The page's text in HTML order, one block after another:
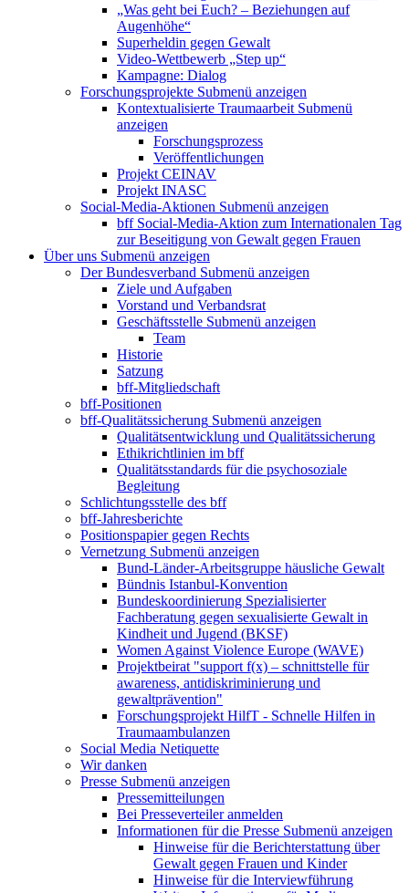
„Was geht bei Euch? – Beziehungen auf
Augenhöhe“
Superheldin gegen Gewalt
Video-Wettbewerb „Step up“
Kampagne: Dialog
Forschungsprojekte Submenü anzeigen
Kontextualisierte Traumaarbeit Submenü
anzeigen
Forschungsprozess
Veröffentlichungen
Projekt CEINAV
Projekt INASC
Social-Media-Aktionen Submenü anzeigen
bff Social-Media-Aktion zum Internationalen Tag
zur Beseitigung von Gewalt gegen Frauen
Über uns Submenü anzeigen
Der Bundesverband Submenü anzeigen
Ziele und Aufgaben
Vorstand und Verbandsrat
Geschäftsstelle Submenü anzeigen
Team
Historie
Satzung
bff-Mitgliedschaft
bff-Positionen
bff-Qualitätssicherung Submenü anzeigen
Qualitätsentwicklung und Qualitätssicherung
Ethikrichtlinien im bff
Qualitätsstandards für die psychosoziale
Begleitung
Schlichtungsstelle des bff
bff-Jahresberichte
Positionspapier gegen Rechts
Vernetzung Submenü anzeigen
Bund-Länder-Arbeitsgruppe häusliche Gewalt
Bündnis Istanbul-Konvention
Bundeskoordinierung Spezialisierter
Fachberatung gegen sexualisierte Gewalt in
Kindheit und Jugend (BKSF)
Women Against Violence Europe (WAVE)
Projektbeirat "support f(x) – schnittstelle für
awareness, antidiskriminierung und
gewaltprävention"
Forschungsprojekt HilfT - Schnelle Hilfen in
Traumaambulanzen
Social Media Netiquette
Wir danken
Presse Submenü anzeigen
Pressemitteilungen
Bei Presseverteiler anmelden
Informationen für die Presse Submenü anzeigen
Hinweise für die Berichterstattung über
Gewalt gegen Frauen und Kinder
Hinweise für die Interviewführung